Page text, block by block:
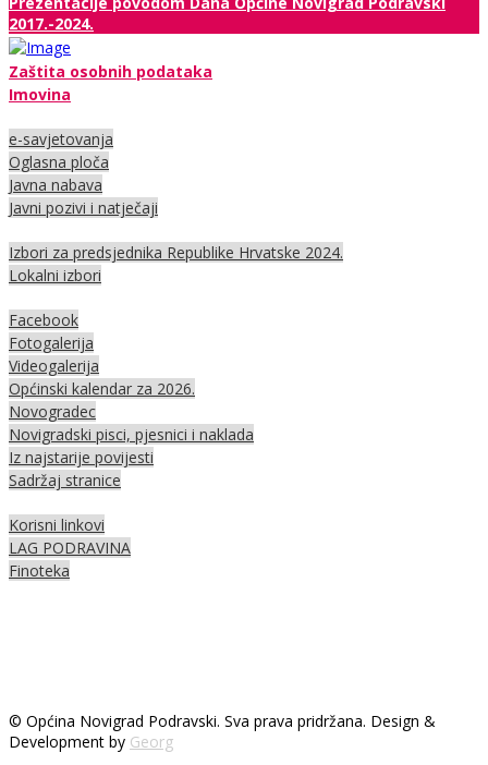
2017.-2024.
Zaštita osobnih podataka
Imovina
e-savjetovanja
Oglasna ploča
Javna nabava
Javni pozivi i natječaji
Izbori za predsjednika Republike Hrvatske 2024.
Lokalni izbori
Facebook
Fotogalerija
Videogalerija
Općinski kalendar za 2026.
Novogradec
Novigradski pisci, pjesnici i naklada
Iz najstarije povijesti
Sadržaj stranice
Korisni linkovi
LAG PODRAVINA
Finoteka
© Općina Novigrad Podravski. Sva prava pridržana. Design &
Development by Georg